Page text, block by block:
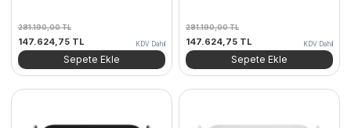
281.190,00TL
Orijinal
fiyat:
281.190,00 TL.
147.624,75 TLŞu
andaki
fiyat:
KDV Dahil
Sepete Ekle
281.190,00TL
Orijinal
fiyat:
281.190,00 TL.
147.624,75 TL
andaki
fiyat:
KDV Dahil
Sepete Ekle